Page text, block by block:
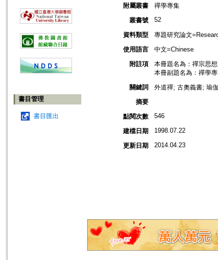
書目管理
書目匯出
附屬叢書
禪學專集
叢書號
52
資料類型
專題研究論文
使用語言
中文=Chinese
附註項
本冊題名為：禪宗思
本冊副題名為：禪學
關鍵詞
外道禪; 古奧義書; 瑜
摘要
點閱次數
546
建檔日期 1998.07.22
更新日期 2014.04.23